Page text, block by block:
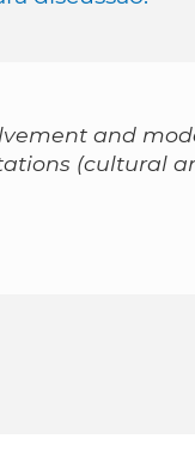
and
(cultural